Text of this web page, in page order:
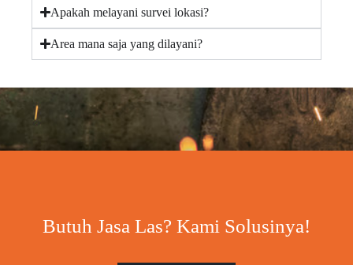
Apakah melayani survei lokasi?
Area mana saja yang dilayani?
Butuh Jasa Las? Kami Solusinya!